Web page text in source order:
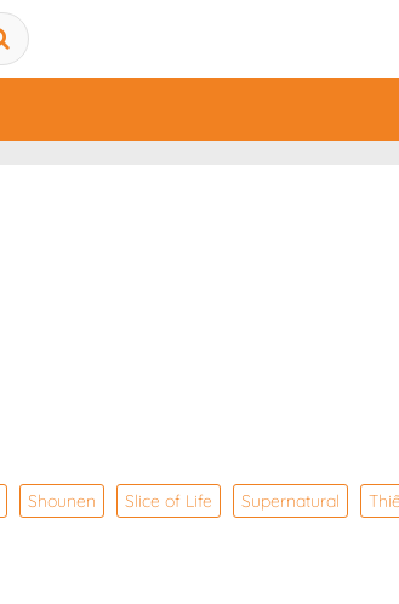
Shounen Slice of Life Supernatural